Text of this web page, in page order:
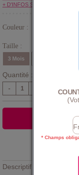
+ D'INFOS SUR LE CLUB
Couleur :
Taille :
3 Mois
Quantité :
-
Descriptif :
* Champs